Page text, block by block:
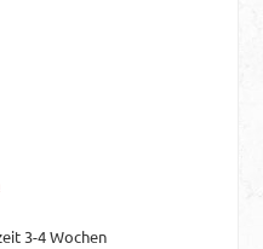
3-4 Wochen